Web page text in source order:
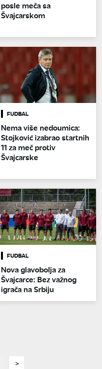
posle meča sa
Švajcarskom
FUDBAL
Nema više nedoumica:
Stojković izabrao startnih
11 za meč protiv
Švajcarske
FUDBAL
Nova glavobolja za
Švajcarce: Bez važnog
igrača na Srbiju
page